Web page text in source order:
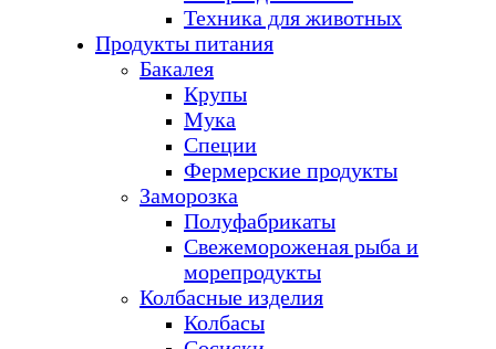
Техника для животных
Продукты питания
Бакалея
Крупы
Мука
Специи
Фермерские продукты
Заморозка
Полуфабрикаты
Свежемороженая рыба и
морепродукты
Колбасные изделия
Колбасы